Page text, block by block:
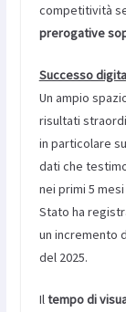
competitività
prerogative
Successo
Un ampio
risultati
in particolare su
dati che
nei primi 5
Stato ha
un incremento
del 2025.
Iltempo di